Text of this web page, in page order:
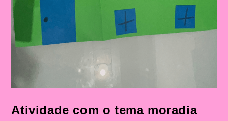
Atividade com o tema moradia